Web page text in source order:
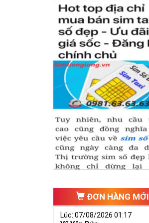
dùng phát
ĐƠN HÀNG MỚI
Lúc: 07/08/2026 01:17